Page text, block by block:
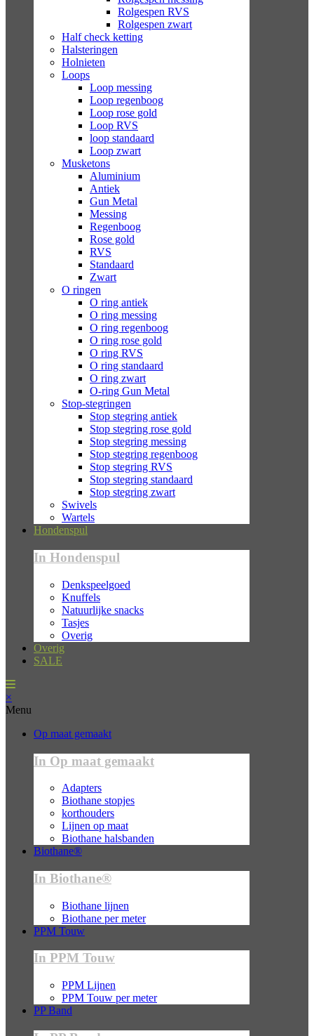
Rolgespen RVS
Rolgespen zwart
Half check ketting
Halsteringen
Holnieten
Loops
Loop messing
Loop regenboog
Loop rose gold
Loop RVS
loop standaard
Loop zwart
Musketons
Aluminium
Antiek
Gun Metal
Messing
Regenboog
Rose gold
RVS
Standaard
Zwart
O ringen
O ring antiek
O ring messing
O ring regenboog
O ring rose gold
O ring RVS
O ring standaard
O ring zwart
O-ring Gun Metal
Stop-stegringen
Stop stegring antiek
Stop stegring rose gold
Stop stegring messing
Stop stegring regenboog
Stop stegring RVS
Stop stegring standaard
Stop stegring zwart
Swivels
Wartels
Hondenspul
In Hondenspul
Denkspeelgoed
Knuffels
Natuurlijke snacks
Tasjes
Overig
Overig
SALE
×
Menu
Op maat gemaakt
In Op maat gemaakt
Adapters
Biothane stopjes
korthouders
Lijnen op maat
Biothane halsbanden
Biothane®
In Biothane®
Biothane lijnen
Biothane per meter
PPM Touw
In PPM Touw
PPM Lijnen
PPM Touw per meter
PP Band